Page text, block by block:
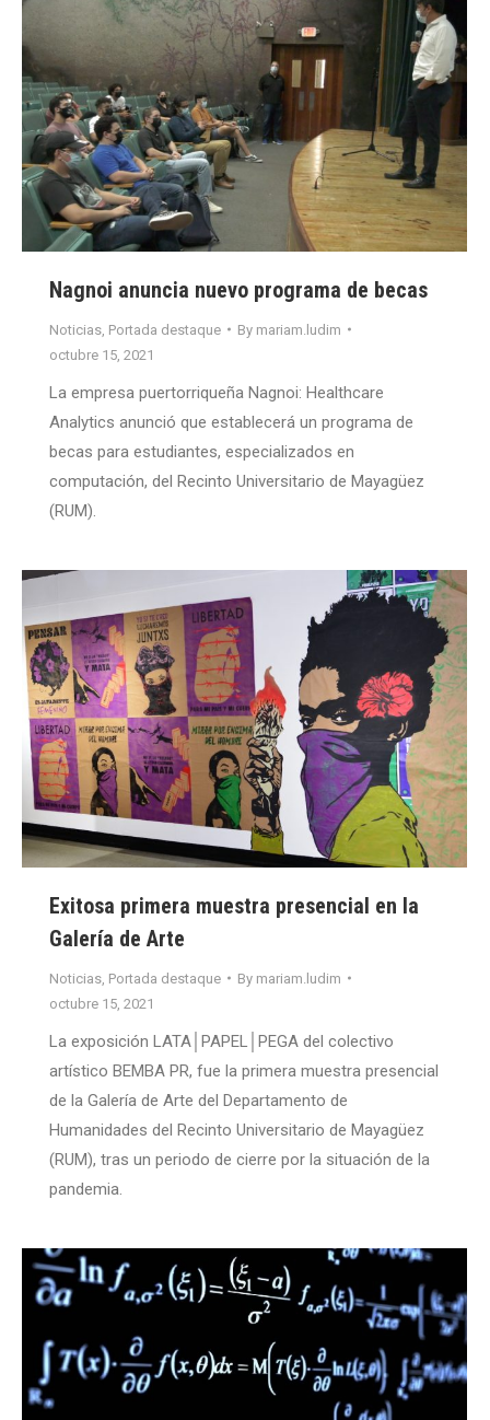
Nagnoi anuncia nuevo programa de becas
Noticias Portada destaque By mariam.ludim
octubre 15, 2021
La empresa puertorriqueña Nagnoi: Healthcare
Analytics anunció que establecerá un programa de
becas para estudiantes, especializados en
computación, del Recinto Universitario de Mayagüez
(RUM).
Exitosa primera muestra presencial en la
Galería de Arte
Noticias Portada destaque By mariam.ludim
octubre 15, 2021
La exposición LATA│PAPEL│PEGA del colectivo
artístico BEMBA PR, fue la primera muestra presencial
de la Galería de Arte del Departamento de
Humanidades del Recinto Universitario de Mayagüez
(RUM), tras un periodo de cierre por la situación de la
pandemia.